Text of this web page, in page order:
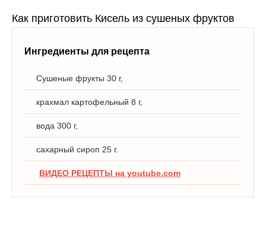
Как приготовить Кисель из сушеных фруктов
Ингредиенты для рецепта
Сушеные фрукты 30 г,
крахмал картофельный 8 г,
вода 300 г,
сахарный сироп 25 г.
ВИДЕО РЕЦЕПТЫ на youtube.com